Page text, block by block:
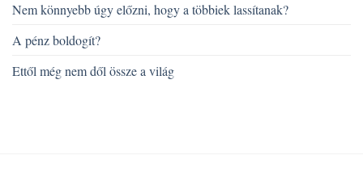
Nem könnyebb úgy előzni, hogy a többiek lassítanak?
A pénz boldogít?
Ettől még nem dől össze a világ